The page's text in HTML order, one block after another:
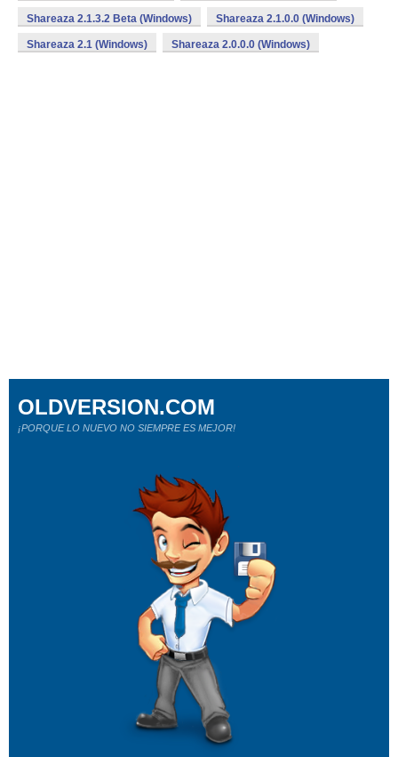
Shareaza 2.1.3.2 Beta (Windows) Shareaza 2.1.0.0 (Windows)
Shareaza 2.1 (Windows) Shareaza 2.0.0.0 (Windows)
OLDVERSION.COM
¡PORQUE LO NUEVO NO SIEMPRE ES MEJOR!